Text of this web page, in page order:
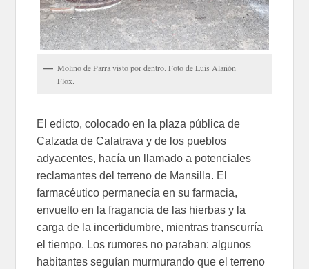
Molino de Parra visto por dentro. Foto de Luis Alañón
Flox.
El edicto, colocado en la plaza pública de
Calzada de Calatrava y de los pueblos
adyacentes, hacía un llamado a potenciales
reclamantes del terreno de Mansilla. El
farmacéutico permanecía en su farmacia,
envuelto en la fragancia de las hierbas y la
carga de la incertidumbre, mientras transcurría
el tiempo. Los rumores no paraban: algunos
habitantes seguían murmurando que el terreno